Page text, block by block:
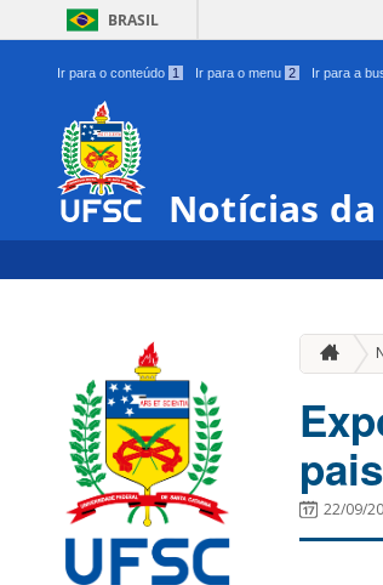
BRASIL
Ir para o conteúdo 1 Ir para o menu 2 Ir para a
Notícias da
22/09/